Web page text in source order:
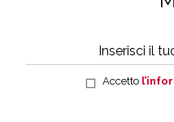
Accetto